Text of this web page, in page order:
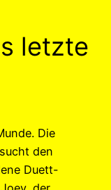
letzte
Die
den
Duett-